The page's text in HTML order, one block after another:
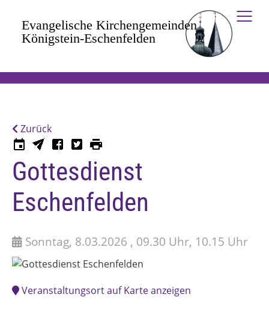
Zurück
Gottesdienst
Eschenfelden
Sonntag, 8.03.2026 , 09.30 Uhr, 10.15 Uhr
Veranstaltungsort auf Karte anzeigen